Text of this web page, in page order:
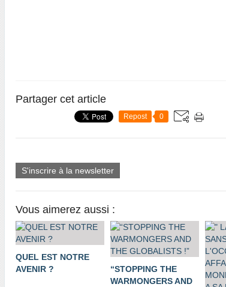
Partager cet article
Repost 0
S'inscrire à la newsletter
Vous aimerez aussi :
QUEL EST NOTRE
AVENIR ?
“STOPPING THE
WARMONGERS AND